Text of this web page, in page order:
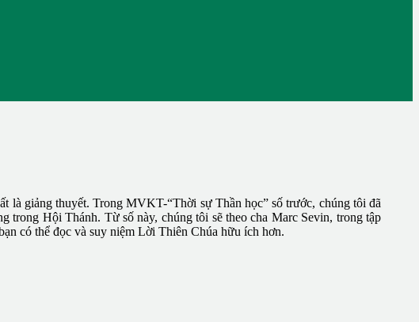
giảng thuyết. Trong MVKT-“Thời sự Thần học” số trước, chúng tôi đã
Hội Thánh. Từ số này, chúng tôi sẽ theo cha Marc Sevin, trong tập
có thể đọc và suy niệm Lời Thiên Chúa hữu ích hơn.